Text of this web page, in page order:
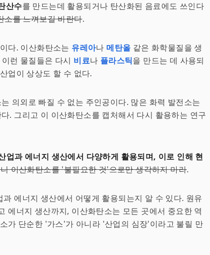
산수를 만드는데 활용되거나 탄산화된 음료에도 쓰인다
소를 느껴보길 바란다.
이다. 이산화탄소는 유레아나 메탄올 같은 화학물질을 생
런 물질들은 다시 비료나 플라스틱을 만드는 데 사용되
업이 상상도 할 수 없다.
의외로 빠질 수 없는 주인공이다. 많은 화력 발전소는
. 그리고 이 이산화탄소를 캡처해서 다시 활용하는 연구
업과 에너지 생산에서 다양하게 활용되며, 이로 인해 현
이산화탄소를 '불필요한 것'으로만 생각하지 마라.
에너지 생산에서 어떻게 활용되는지 알 수 있다. 원유
에너지 생산까지, 이산화탄소는 모든 곳에서 중요한 역
가 단순한 '가스'가 아니라 '산업의 심장'이라고 불릴 만